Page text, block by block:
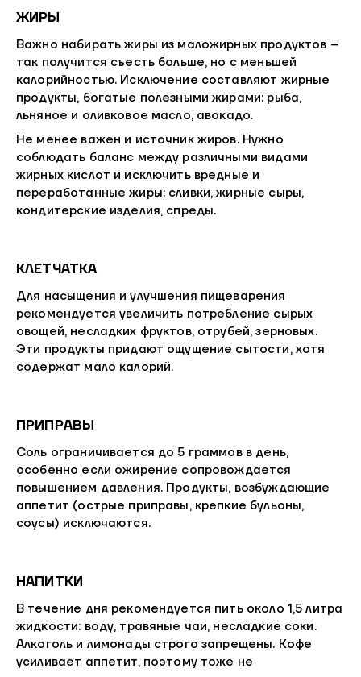
ЖИРЫ
Важно набирать жиры из маложирных продуктов –
так получится съесть больше, но с меньшей
калорийностью. Исключение составляют жирные
продукты, богатые полезными жирами: рыба,
льняное и оливковое масло, авокадо.
Не менее важен и источник жиров. Нужно
соблюдать баланс между различными видами
жирных кислот и исключить вредные и
переработанные жиры: сливки, жирные сыры,
кондитерские изделия, спреды.
КЛЕТЧАТКА
Для насыщения и улучшения пищеварения
рекомендуется увеличить потребление сырых
овощей, несладких фруктов, отрубей, зерновых.
Эти продукты придают ощущение сытости, хотя
содержат мало калорий.
ПРИПРАВЫ
Соль ограничивается до 5 граммов в день,
особенно если ожирение сопровождается
повышением давления. Продукты, возбуждающие
аппетит (острые приправы, крепкие бульоны,
соусы) исключаются.
НАПИТКИ
В течение дня рекомендуется пить около 1,5 литра
жидкости: воду, травяные чаи, несладкие соки.
Алкоголь и лимонады строго запрещены. Кофе
усиливает аппетит, поэтому тоже не